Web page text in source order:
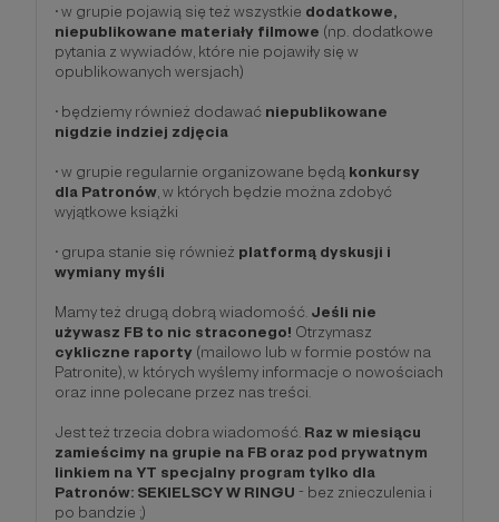
• w grupie pojawią się też wszystkie dodatkowe,
niepublikowane materiały filmowe (np. dodatkowe
pytania z wywiadów, które nie pojawiły się w
opublikowanych wersjach)
• będziemy również dodawać niepublikowane
nigdzie indziej zdjęcia
• w grupie regularnie organizowane będą konkursy
dla Patronów , w których będzie można zdobyć
wyjątkowe książki
• grupa stanie się również platformą dyskusji i
wymiany myśli
Mamy też drugą dobrą wiadomość. Jeśli nie
używasz FB to nic straconego! Otrzymasz
cykliczne raporty (mailowo lub w formie postów na
Patronite), w których wyślemy informacje o nowościach
oraz inne polecane przez nas treści.
Jest też trzecia dobra wiadomość. Raz w miesiącu
zamieścimy na grupie na FB oraz pod prywatnym
linkiem na YT specjalny program tylko dla
Patronów: SEKIELSCY W RINGU - bez znieczulenia i
po bandzie ;)